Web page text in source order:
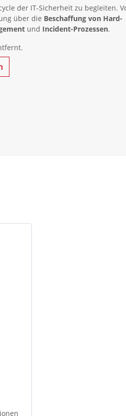
der IT-Sicherheit zu begleiten.
über die Beschaffung von Hard-
und Incident-Prozessen.